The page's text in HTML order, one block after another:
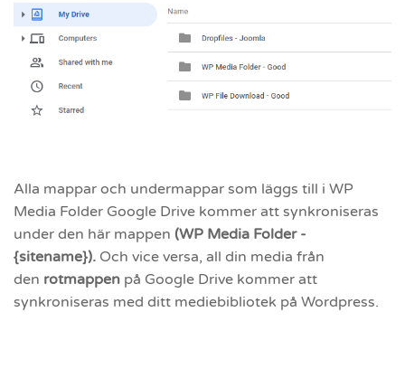
Alla mappar och undermappar som läggs till i WP
Media Folder Google Drive kommer att synkroniseras
under den här mappen (WP Media Folder -
{sitename}). Och vice versa, all din media från
den rotmappen på Google Drive kommer att
synkroniseras med ditt mediebibliotek på Wordpress.